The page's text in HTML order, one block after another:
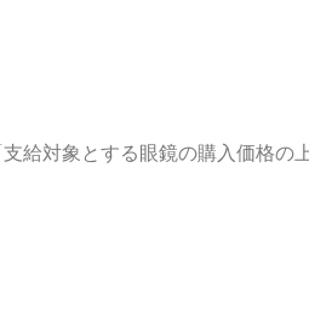
給対象とする眼鏡の購入価格の